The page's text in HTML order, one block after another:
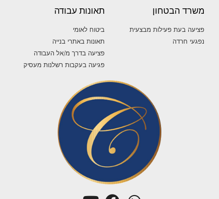
משרד הבטחון
פציעה בעת פעילות מבצעית
נפגעי חרדה
תאונות עבודה
ביטוח לאומי
תאונות באתרי בנייה
פציעה בדרך מ/אל העבודה
פגיעה בעקבות רשלנות מעסיק